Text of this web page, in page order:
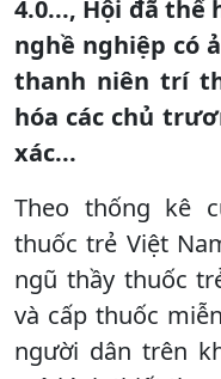
4.0..., Hội đã thể
nghề nghiệp có
thanh niên trí
hóa các chủ
xác...
Theo thống kê
thuốc trẻ Việt
ngũ thầy thuốc
và cấp thuốc
người dân trên